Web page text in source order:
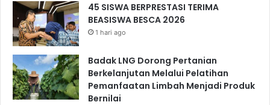
45 SISWA BERPRESTASI TERIMA
BEASISWA BESCA 2026
1 hari ago
Badak LNG Dorong Pertanian
Berkelanjutan Melalui Pelatihan
Pemanfaatan Limbah Menjadi Produk
Bernilai